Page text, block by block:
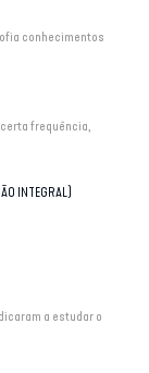
conhecimentos
frequência,
INTEGRAL)
a estudar o